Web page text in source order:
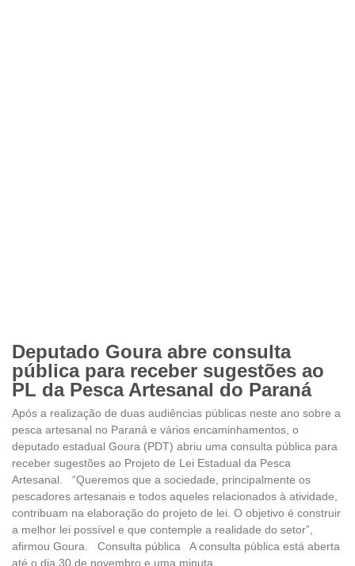
Deputado Goura abre consulta
pública para receber sugestões ao
PL da Pesca Artesanal do Paraná
Após a realização de duas audiências públicas neste ano sobre a
pesca artesanal no Paraná e vários encaminhamentos, o
deputado estadual Goura (PDT) abriu uma consulta pública para
receber sugestões ao Projeto de Lei Estadual da Pesca
Artesanal. “Queremos que a sociedade, principalmente os
pescadores artesanais e todos aqueles relacionados à atividade,
contribuam na elaboração do projeto de lei. O objetivo é construir
a melhor lei possível e que contemple a realidade do setor”,
afirmou Goura. Consulta pública A consulta pública está aberta
até o dia 30 de novembro e uma minuta